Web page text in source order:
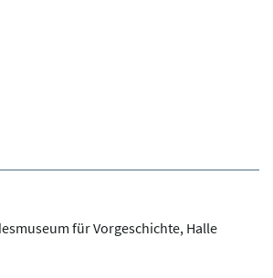
für Vorgeschichte, Halle